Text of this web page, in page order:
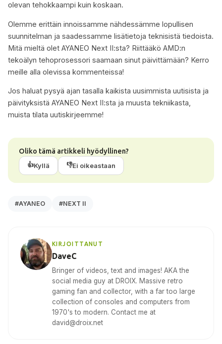
olevan tehokkaampi kuin koskaan.
Olemme erittäin innoissamme nähdessämme lopullisen
suunnitelman ja saadessamme lisätietoja teknisistä tiedoista.
Mitä mieltä olet AYANEO Next II:sta? Riittääkö AMD:n
tekoälyn tehoprosessori saamaan sinut päivittämään? Kerro
meille alla olevissa kommenteissa!
Jos haluat pysyä ajan tasalla kaikista uusimmista uutisista ja
päivityksistä AYANEO Next II:sta ja muusta tekniikasta,
muista tilata uutiskirjeemme!
Oliko tämä artikkeli hyödyllinen?
👍Kyllä 👎Ei oikeastaan
#AYANEO #NEXT II
KIRJOITTANUT
DaveC
Bringer of videos, text and images! AKA the
social media guy at DROIX. Massive retro
gaming fan and collector, with a far too large
collection of consoles and computers from
1970's to modern. Contact me at
david@droix.net